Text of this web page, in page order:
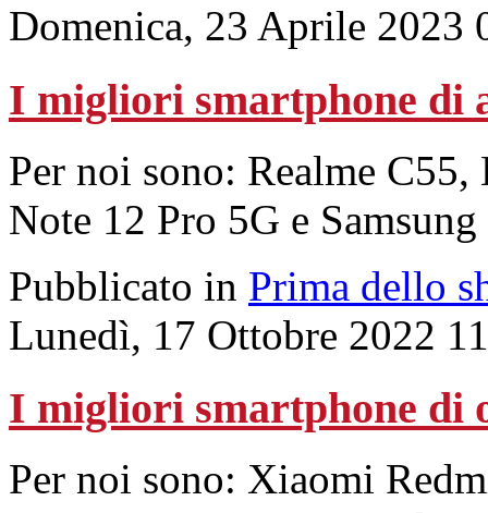
Domenica, 23 Aprile 2023
I migliori smartphone di
Per noi sono: Realme
Note 12 Pro 5G e
Pubblicato in Prima dello
Lunedì, 17 Ottobre 2022
I migliori smartphone di
Per noi sono: Xiaomi